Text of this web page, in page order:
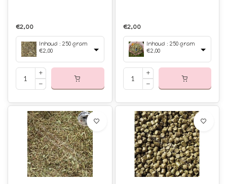
€2,00
Inhoud : 250 gram
€2,00
€2,00
Inhoud : 250 gram
€2,00